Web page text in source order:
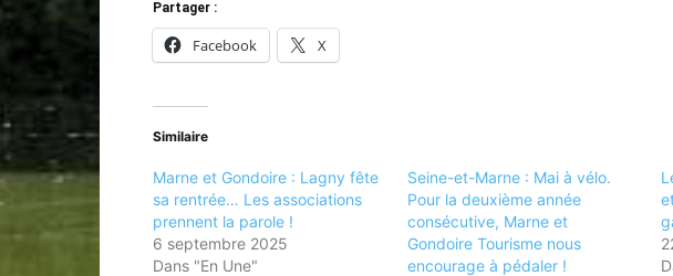
Partager :
Facebook X
Similaire
Marne et Gondoire : Lagny fête
sa rentrée… Les associations
prennent la parole !
6 septembre 2025
Dans "En Une"
Seine-et-Marne : Mai à vélo.
Pour la deuxième année
consécutive, Marne et
Gondoire Tourisme nous
encourage à pédaler !